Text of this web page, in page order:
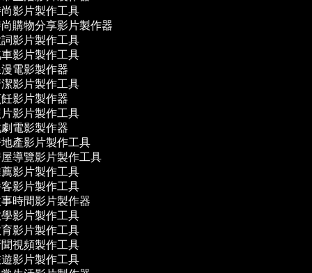
影片製作工具
購物分享影片製作器
影片製作工具
影片製作工具
電影製作器
影片製作工具
影片製作器
影片製作工具
電影製作器
產影片製作工具
導覽影片製作工具
影片製作工具
影片製作工具
時間影片製作器
影片製作工具
影片製作工具
視頻製作工具
影片製作工具